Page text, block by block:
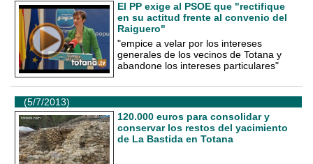
El PP exige al PSOE que "rectifique
en su actitud frente al convenio del
Raiguero"
"empice a velar por los intereses
generales de los vecinos de Totana y
abandone los intereses particulares"
(5/7/2013)
120.000 euros para consolidar y
conservar los restos del yacimiento
de La Bastida en Totana